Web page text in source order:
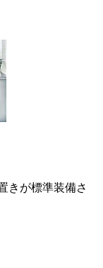
きが標準装備さ